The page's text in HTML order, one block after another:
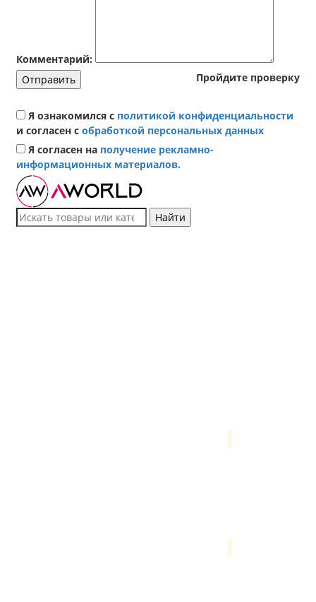
Комментарий:
Пройдите проверку
Отправить
Я ознакомился с политикой конфиденциальности
и согласен с обработкой персональных данных
Я согласен на получение рекламно-
информационных материалов.
Найти